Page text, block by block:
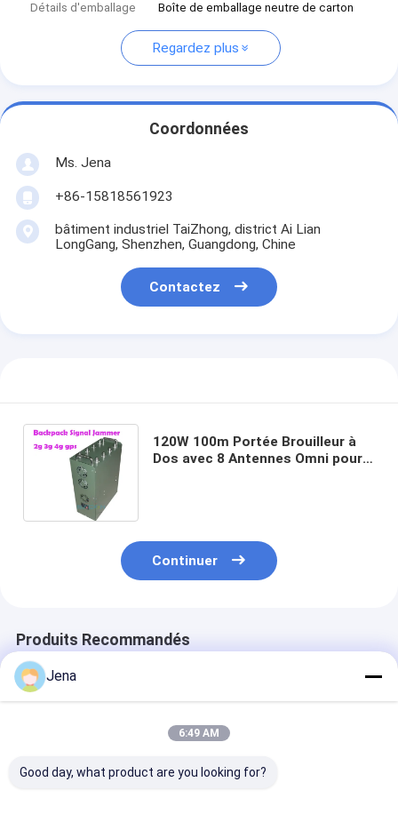
Détails d'emballage
Boîte de emballage neutre de carton
Regardez plus
Coordonnées
Ms. Jena
+86-15818561923
bâtiment industriel TaiZhong, district Ai Lian
LongGang, Shenzhen, Guangdong, Chine
Contactez
120W 100m Portée Brouilleur à
Dos avec 8 Antennes Omni pour
Continuer
Produits Recommandés
Jena
6:49 AM
Good day, what product are you looking for?